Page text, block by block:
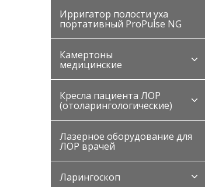
Ирригатор полости уха
портативный ProPulse NG
Камертоны
медицинские
Кресла пациента ЛОР
(отоларингологические)
Лазерное оборудование для
ЛОР врачей
Ларингоскоп